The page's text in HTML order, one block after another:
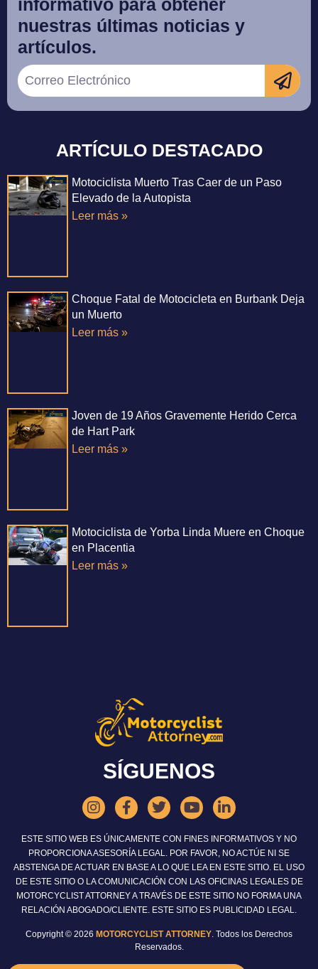
informativo para obtener
nuestras últimas noticias y
artículos.
ARTÍCULO DESTACADO
Motociclista Muerto Tras Caer de un Paso
Elevado de la Autopista
Leer más »
Choque Fatal de Motocicleta en Burbank Deja
un Muerto
Leer más »
Joven de 19 Años Gravemente Herido Cerca
de Hart Park
Leer más »
Motociclista de Yorba Linda Muere en Choque
en Placentia
Leer más »
SÍGUENOS
ESTE SITIO WEB ES ÚNICAMENTE CON FINES INFORMATIVOS Y NO
PROPORCIONA ASESORÍA LEGAL. POR FAVOR, NO ACTÚE NI SE
ABSTENGA DE ACTUAR EN BASE A LO QUE LEA EN ESTE SITIO. EL USO
DE ESTE SITIO O LA COMUNICACIÓN CON LAS OFICINAS LEGALES DE
MOTORCYCLIST ATTORNEY A TRAVÉS DE ESTE SITIO NO FORMA UNA
RELACIÓN ABOGADO/CLIENTE. ESTE SITIO ES PUBLICIDAD LEGAL.
Copyright © 2026 MOTORCYCLIST ATTORNEY. Todos los Derechos
Reservados.